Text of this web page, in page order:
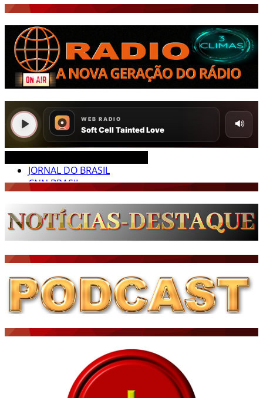
JORNAL DO BRASIL
CNN BRASIL
CBN GLOBO
RÁDIO AGÊNCIA
NOTÍCIAS AO MINUTO
ACONTECEU...VIROU MANCHETE!
DIÁRIO DO NORDESTE - ÚLTIMA HORA
PODCAST - PONTO DE VISTA
BRASIL DE FATO - ÚLTIMAS NOTÍCIAS
NOTÍCIAS DESTAQUE DO DIA
BRASIL NOTÍCIAS
ÚLTIMAS NOTÍCIAS
NOTÍCIAS TAMBÉM NA TELA
BRASIL MUNDO AO VIVO
O MUNDO É NOTÍCIA